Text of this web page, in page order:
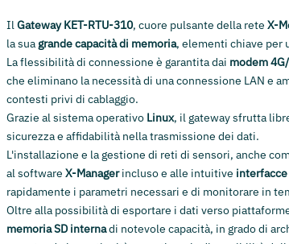
IlGateway KET-RTU-310, cuore pulsante della rete X-
la sua grande capacità di memoria, elementi chiave per
La flessibilità di connessione è garantita dai modem
che eliminano la necessità di una connessione LAN e
contesti privi di cablaggio.
Grazie al sistema operativo Linux, il gateway sfrutta
sicurezza e affidabilità nella trasmissione dei dati.
L'installazione e la gestione di reti di sensori, anche
al software X-Managerincluso e alle intuitive
rapidamente i parametri necessari e di monitorare in
Oltre alla possibilità di esportare i dati verso
memoria SD internadi notevole capacità, in grado di